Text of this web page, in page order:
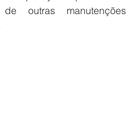
outras manutenções